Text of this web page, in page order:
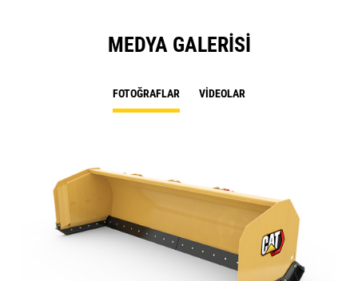
MEDYA GALERISI
FOTOĞRAFLAR VIDEOLAR